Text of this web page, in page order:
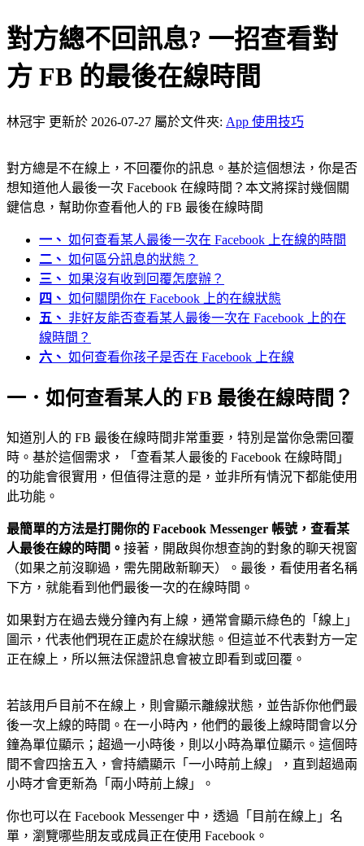
對方總不回訊息? 一招查看對
方 FB 的最後在線時間
林冠宇 更新於 2026-07-27 屬於文件夾: App 使用技巧
對方總是不在線上，不回覆你的訊息。基於這個想法，你是否
想知道他人最後一次 Facebook 在線時間？本文將探討幾個關
鍵信息，幫助你查看他人的 FB 最後在線時間
一、 如何查看某人最後一次在 Facebook 上在線的時間
二、 如何區分訊息的狀態？
三、 如果沒有收到回覆怎麼辦？
四、 如何關閉你在 Facebook 上的在線狀態
五、 非好友能否查看某人最後一次在 Facebook 上的在
線時間？
六、 如何查看你孩子是否在 Facebook 上在線
一．如何查看某人的 FB 最後在線時間？
知道別人的 FB 最後在線時間非常重要，特別是當你急需回覆
時。基於這個需求，「查看某人最後的 Facebook 在線時間」
的功能會很實用，但值得注意的是，並非所有情況下都能使用
此功能。
最簡單的方法是打開你的 Facebook Messenger 帳號，查看某
人最後在線的時間。 接著，開啟與你想查詢的對象的聊天視窗
（如果之前沒聊過，需先開啟新聊天）。最後，看使用者名稱
下方，就能看到他們最後一次的在線時間。
如果對方在過去幾分鐘內有上線，通常會顯示綠色的「線上」
圖示，代表他們現在正處於在線狀態。但這並不代表對方一定
正在線上，所以無法保證訊息會被立即看到或回覆。
若該用戶目前不在線上，則會顯示離線狀態，並告訴你他們最
後一次上線的時間。在一小時內，他們的最後上線時間會以分
鐘為單位顯示；超過一小時後，則以小時為單位顯示。這個時
間不會四捨五入，會持續顯示「一小時前上線」，直到超過兩
小時才會更新為「兩小時前上線」。
你也可以在 Facebook Messenger 中，透過「目前在線上」名
單，瀏覽哪些朋友或成員正在使用 Facebook。